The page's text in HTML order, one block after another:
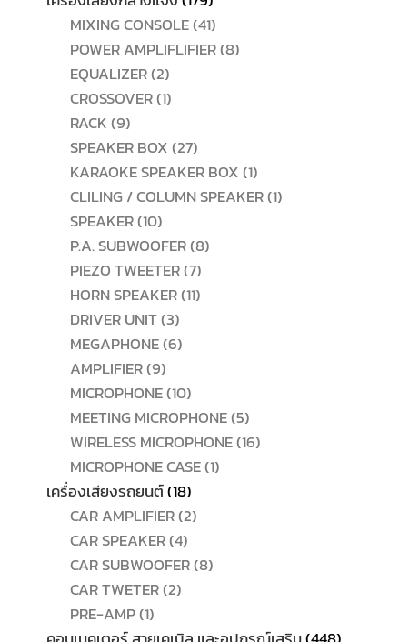
สินค้า
MIXING CONSOLE 4141
สินค้า
POWER AMPLIFLIFIER 88
EQUALIZER 22
สินค้า
CROSSOVER 11
RACK 99
สินค้า
SPEAKER BOX 2727
สินค้า
KARAOKE SPEAKER BOX 11
สินค้า
CLILING / COLUMN SPEAKER 11
SPEAKER 1010
สินค้า
P.A. SUBWOOFER 88
PIEZO TWEETER 77
สินค้า
HORN SPEAKER 1111
DRIVER UNIT 33
สินค้า
MEGAPHONE 66
AMPLIFIER 99
สินค้า
MICROPHONE 1010
สินค้า
MEETING MICROPHONE 55
สินค้า
WIRELESS MICROPHONE 1616
MICROPHONE CASE 11
เครื่องเสียงรถยนต์ 1818
สินค้า
CAR AMPLIFIER 22
CAR SPEAKER 44
สินค้า
CAR SUBWOOFER 88
CAR TWETER 22
PRE-AMP 11